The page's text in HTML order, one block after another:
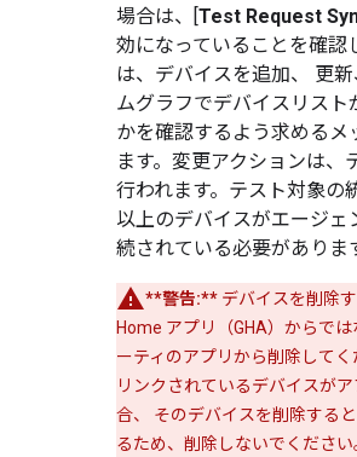
場合は、[Test Request
効になっていることを確認
は、デバイスを追加、 更
ムグラフでデバイスリスト
かを確認するよう求めるメ
ます。変更アクションは、
行われます。テスト対象の
以上のデバイスがエージェ
続されている必要がありま
**警告:** デバイスを削除
Home アプリ（GHA）からで
ーティのアプリから削除して
リンクされているデバイスが
合、 そのデバイスを削除する
るため、削除しないでください